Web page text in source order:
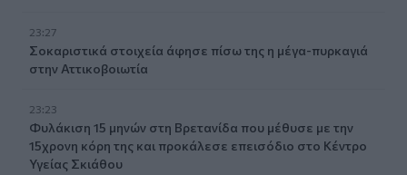
23:27
Σοκαριστικά στοιχεία άφησε πίσω της η μέγα-πυρκαγιά
στην Αττικοβοιωτία
23:23
Φυλάκιση 15 μηνών στη Βρετανίδα που μέθυσε με την
15χρονη κόρη της και προκάλεσε επεισόδιο στο Κέντρο
Υγείας Σκιάθου